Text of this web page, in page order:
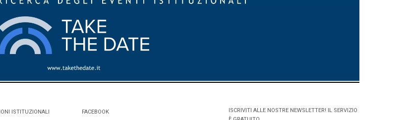
ISTITUZIONALI
FACEBOOK
ISCRIVITI ALLE NOSTRE NEWSLETTER! IL SERVIZIO